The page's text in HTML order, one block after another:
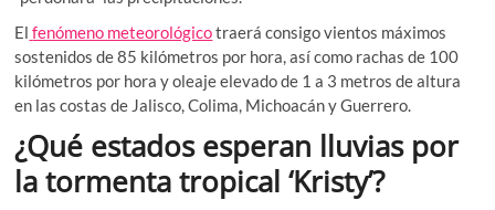
El fenómeno meteorológicotraerá consigo vientos máximos
sostenidos de 85 kilómetros por hora, así como rachas de 100
kilómetros por hora y oleaje elevado de 1 a 3 metros de altura
en las costas de Jalisco, Colima, Michoacán y Guerrero.
¿Qué estados esperan lluvias por
la tormenta tropical ‘Kristy’?